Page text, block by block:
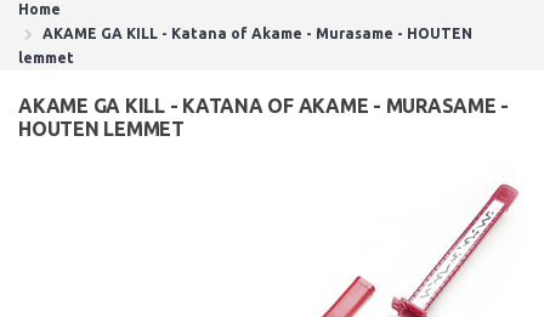
Home
AKAME GA KILL - Katana of Akame - Murasame - HOUTEN
lemmet
AKAME GA KILL - KATANA OF AKAME - MURASAME -
HOUTEN LEMMET